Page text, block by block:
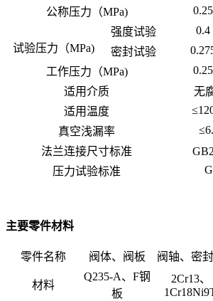
公称压力（MPa)
0.25
试验压力（MPa)
强度试验 0.4
密封试验
工作压力（MPa)
0.25
适用介质
无
适用温度
真空浅漏率
法兰连接尺寸标准
压力试验标准
主要零件材料
零件名称 阀体、阀板 阀轴、密
材料
Q235-A、F钢
板
2Cr13、